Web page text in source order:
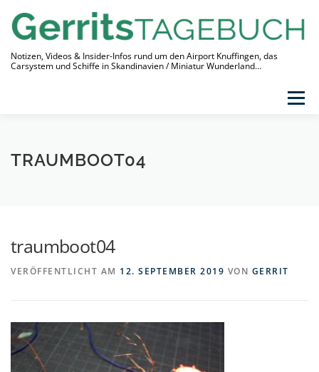
Inhalt
springen
Notizen, Videos & Insider-Infos rund um den Airport Knuffingen, das
Carsystem und Schiffe in Skandinavien / Miniatur Wunderland…
Menü
LINKS
TRAUMBOOT04
traumboot04
VERÖFFENTLICHT AM 12. SEPTEMBER 2019 VON GERRIT